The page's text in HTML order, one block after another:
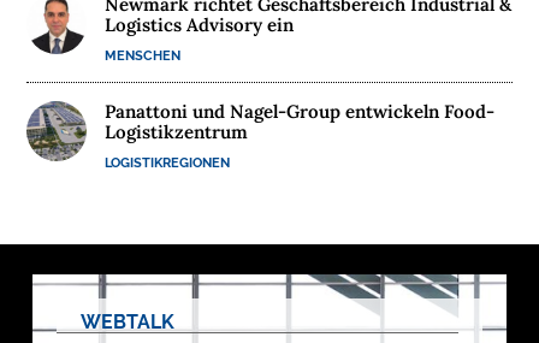
E
N

s
h
a
n
Logistics Advisory ein
MENSCHEN
Panattoni und Nagel-Group entwickeln Food-
Logistikzentrum
LOGISTIKREGIONEN
WEBTALK